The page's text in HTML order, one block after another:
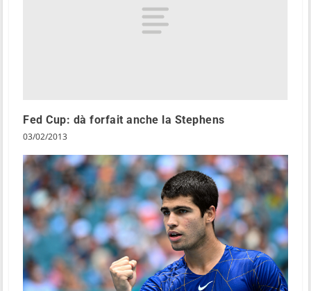
Fed Cup: dà forfait anche la Stephens
03/02/2013